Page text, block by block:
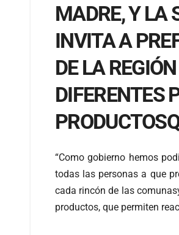
MADRE, Y LA
INVITA A
DE LA
DIFERENTES
“Como gobierno hemos
todas las personas a que
cada rincón de las
productos, que permiten